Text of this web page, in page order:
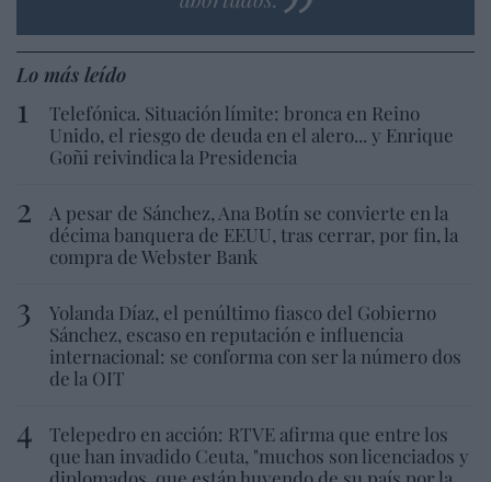
Lo más leído
Telefónica. Situación límite: bronca en Reino
Unido, el riesgo de deuda en el alero... y Enrique
Goñi reivindica la Presidencia
A pesar de Sánchez, Ana Botín se convierte en la
décima banquera de EEUU, tras cerrar, por fin, la
compra de Webster Bank
Yolanda Díaz, el penúltimo fiasco del Gobierno
Sánchez, escaso en reputación e influencia
internacional: se conforma con ser la número dos
de la OIT
Telepedro en acción: RTVE afirma que entre los
que han invadido Ceuta, "muchos son licenciados y